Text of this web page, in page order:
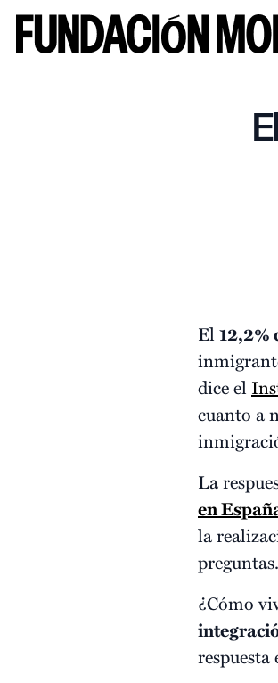
El12,2%
dice el
cuanto a
La
en
la
preguntas.
¿Cómo